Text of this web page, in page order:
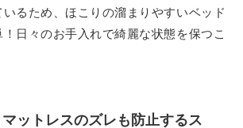
るため、ほこりの溜まりやすいベッド
日々のお手入れで綺麗な状態を保つこ
ットレスのズレも防止するス